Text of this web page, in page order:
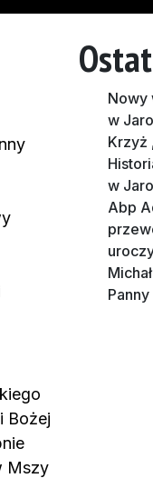
Bożej
Mszy
Nowy
w
Krzyż
w
Abp